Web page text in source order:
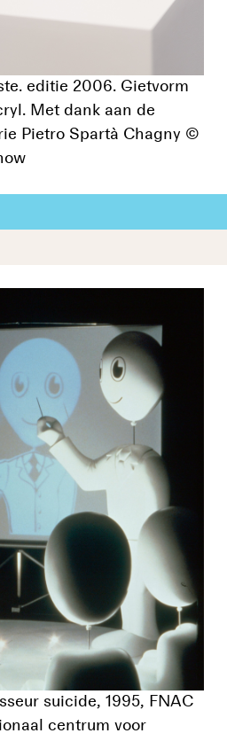
editie 2006. Gietvorm
Met dank aan de
Pietro Spartà Chagny ©
suicide, 1995, FNAC
centrum voor